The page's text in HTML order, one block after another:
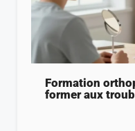
Formation
former aux